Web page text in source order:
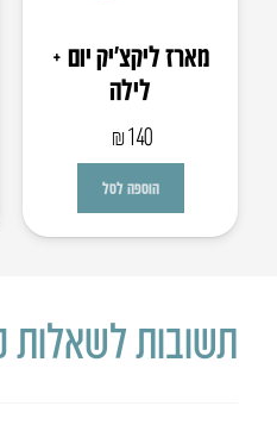
מארז ליקצ’יק יום +
לילה
₪140
הוספה לסל
תשובות לשאלות